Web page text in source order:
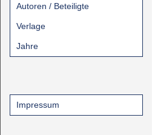
Autoren / Beteiligte
Verlage
Jahre
Impressum